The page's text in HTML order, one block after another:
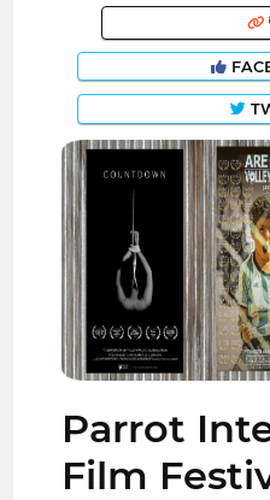
Parrot
Film